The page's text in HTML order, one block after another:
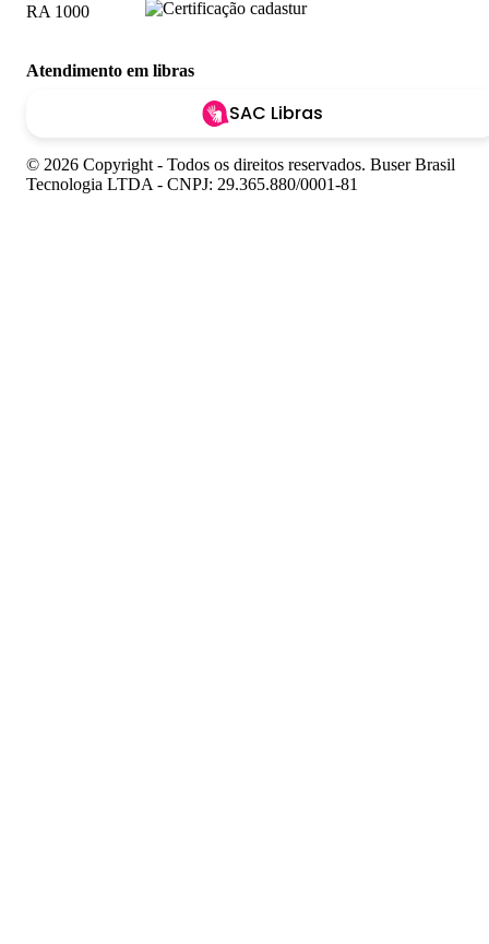
Atendimento em libras
SAC Libras
© 2026 Copyright - Todos os direitos reservados. Buser Brasil
Tecnologia LTDA - CNPJ: 29.365.880/0001-81